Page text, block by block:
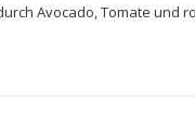
Avocado, Tomate und